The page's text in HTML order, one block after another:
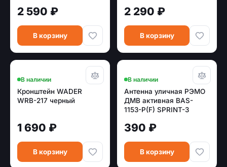
2 590 ₽
В корзину
2 290 ₽
В корзину
В наличии
Кронштейн WADER
WRB-217 черный
1 690 ₽
В корзину
В наличии
Антенна уличная РЭМО
ДМВ активная BAS-
1153-P(F) SPRINT-3
390 ₽
В корзину